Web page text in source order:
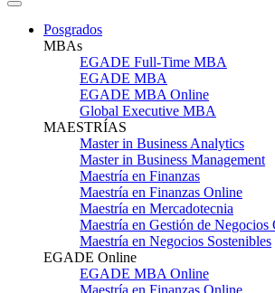
Posgrados
MBAs
EGADE Full-Time MBA
EGADE MBA
EGADE MBA Online
Global Executive MBA
MAESTRÍAS
Master in Business Analytics
Master in Business Management
Maestría en Finanzas
Maestría en Finanzas Online
Maestría en Mercadotecnia
Maestría en Gestión de Negocios
Maestría en Negocios Sostenibles
EGADE Online
EGADE MBA Online
Maestría en Finanzas Online